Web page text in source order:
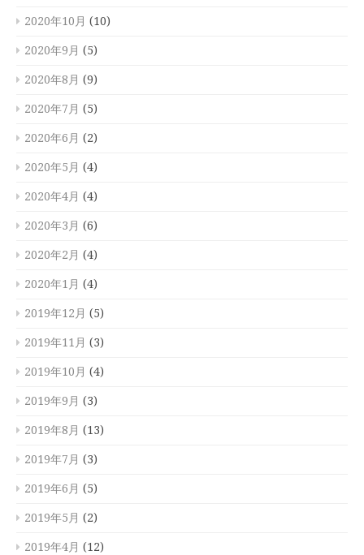
2020年10月 (10)
2020年9月 (5)
2020年8月 (9)
2020年7月 (5)
2020年6月 (2)
2020年5月 (4)
2020年4月 (4)
2020年3月 (6)
2020年2月 (4)
2020年1月 (4)
2019年12月 (5)
2019年11月 (3)
2019年10月 (4)
2019年9月 (3)
2019年8月 (13)
2019年7月 (3)
2019年6月 (5)
2019年5月 (2)
2019年4月 (12)